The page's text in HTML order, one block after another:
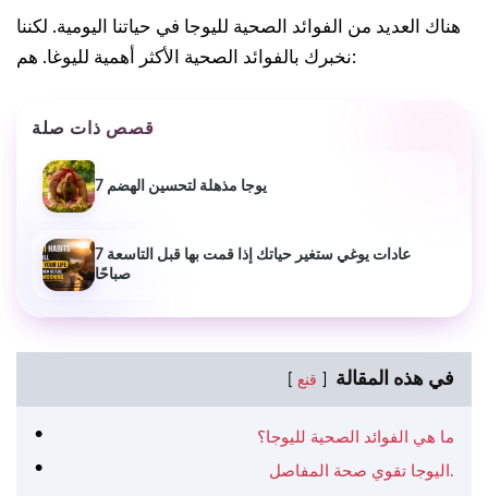
هناك العديد من الفوائد الصحية لليوجا في حياتنا اليومية. لكننا
نخبرك بالفوائد الصحية الأكثر أهمية لليوغا. هم:
قصص ذات صلة
7 يوجا مذهلة لتحسين الهضم
7 عادات يوغي ستغير حياتك إذا قمت بها قبل التاسعة
صباحًا
في هذه المقالة قنع
ما هي الفوائد الصحية لليوجا؟
اليوجا تقوي صحة المفاصل.